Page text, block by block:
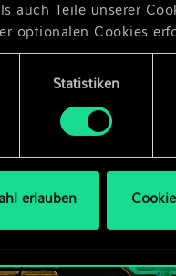
auch Teile unserer
optionalen Cookies
auch alle
Statistiken
erlauben